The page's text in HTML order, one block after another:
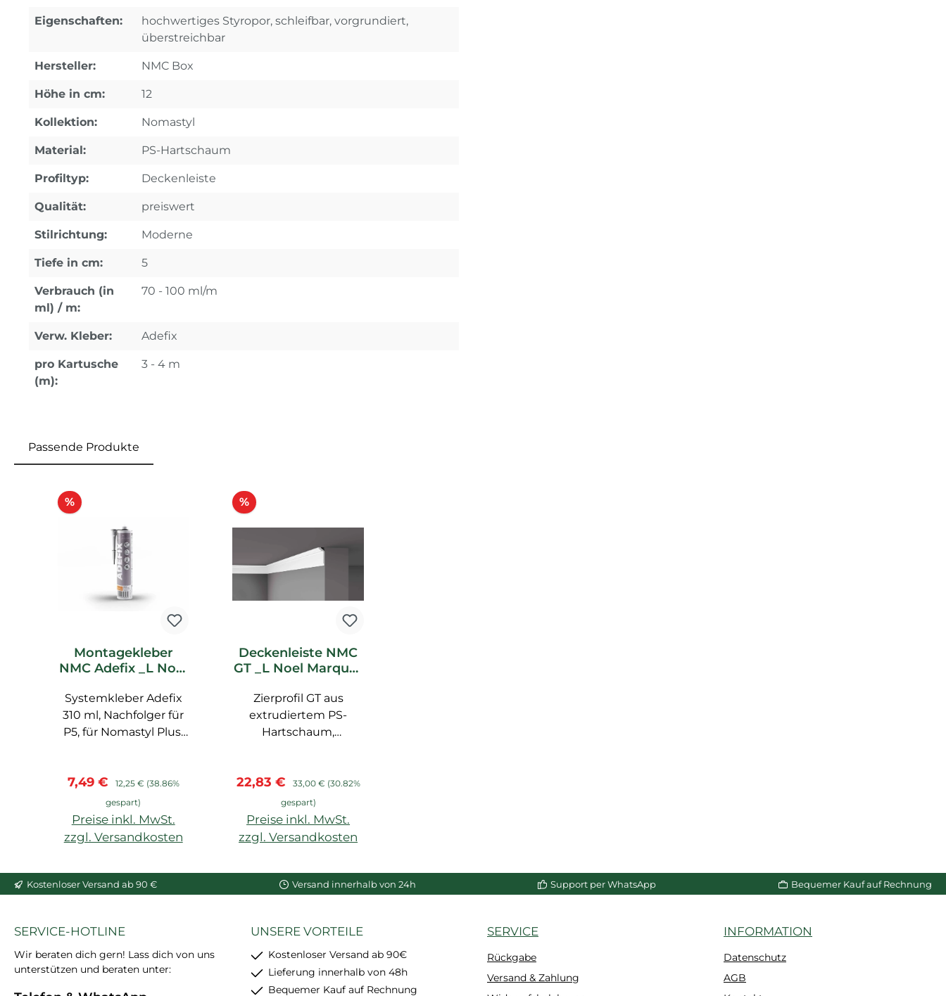
Eigenschaften:
hochwertiges Styropor, schleifbar, vorgrundiert,
überstreichbar
Hersteller: NMC Box
Höhe in cm: 12
Kollektion: Nomastyl
Material: PS-Hartschaum
Profiltyp: Deckenleiste
Qualität: preiswert
Stilrichtung: Moderne
Tiefe in cm: 5
Verbrauch (in
ml) / m:
70 - 100 ml/m
Verw. Kleber: Adefix
pro Kartusche
(m):
3 - 4 m
Passende Produkte
%Rabatt
Montagekleber
NMC Adefix _L Noel
Spachtelkleber
Systemkleber Adefix
310 ml, Nachfolger für
P5, für Nomastyl Plus,
starke
Anfangshaftung,
feinkörnig, schleif- und
überstreichbar, enthält
Verkaufspreis:
7,49 € Regulärer Preis:
12,25 € (38.86%
gespart)
Preise inkl. MwSt.
zzgl. Versandkosten
%Rabatt
Deckenleiste NMC
GT _L Noel Marquet
Zierprofil GT aus
extrudiertem PS-
Hartschaum,
Deckenabschluss NMC
Verkaufspreis:
22,83 € Regulärer Preis:
33,00 € (30.82%
gespart)
Preise inkl. MwSt.
zzgl. Versandkosten
Kostenloser Versand ab 90 € Versand innerhalb von 24h Support per WhatsApp Bequemer Kauf auf Rechnung
SERVICE-HOTLINE
Wir beraten dich gern! Lass dich von uns
unterstützen und beraten unter:
UNSERE VORTEILE
Kostenloser Versand ab 90€
Lieferung innerhalb von 48h
Bequemer Kauf auf Rechnung
SERVICE
Rückgabe
Versand & Zahlung
INFORMATION
Datenschutz
AGB